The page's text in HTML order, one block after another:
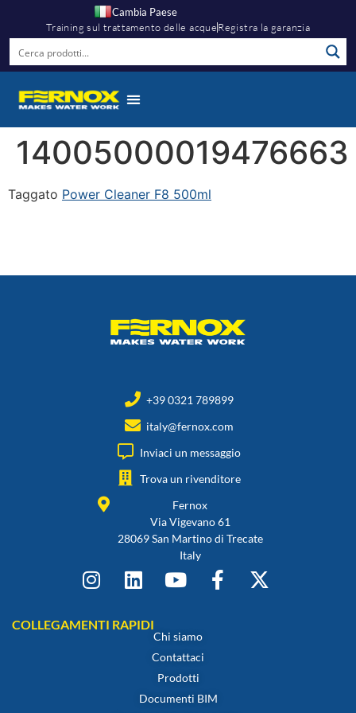
Cambia Paese
Training sul trattamento delle acqueRegistra la garanzia
14005000019476663
Taggato Power Cleaner F8 500ml
+39 0321 789899
italy@fernox.com
Inviaci un messaggio
Trova un rivenditore
Fernox
Via Vigevano 61
28069 San Martino di Trecate
Italy
COLLEGAMENTI RAPIDI
Chi siamo
Contattaci
Prodotti
Documenti BIM